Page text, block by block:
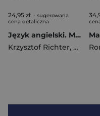
24,95 zł - sugerowana
cena detaliczna
Język angielski. Matura. Arkusze. Poziom podstawowy i rozszerzony
Krzysztof Richter,